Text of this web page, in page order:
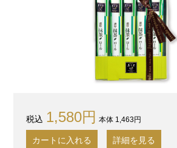
1,580円 本体 1,463円
カートに入れる 詳細を見る